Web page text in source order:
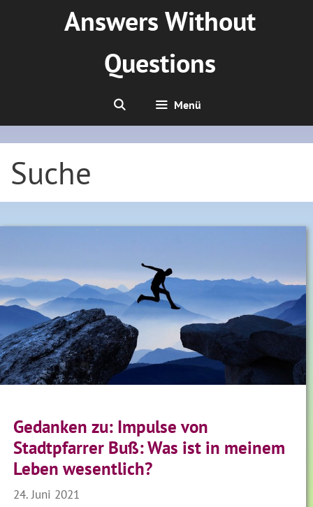
Answers Without
Questions
Menü
Suche
Gedanken zu: Impulse von
Stadtpfarrer Buß: Was ist in meinem
Leben wesentlich?
24. Juni 2021